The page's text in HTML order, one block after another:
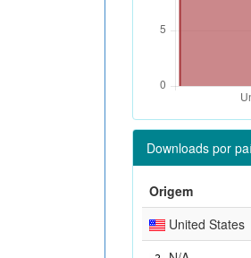
Downloads por
Origem
United States